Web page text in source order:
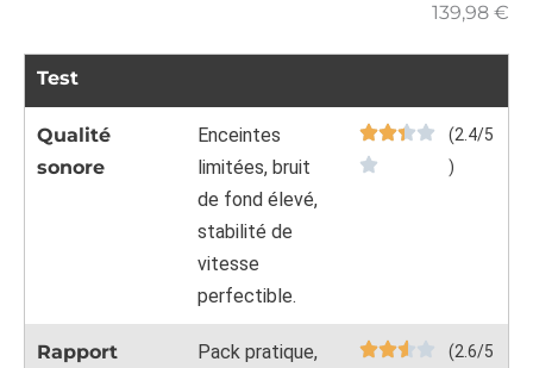
139,98 €
Test
Qualité
sonore
Enceintes
limitées, bruit
de fond élevé,
stabilité de
vitesse
perfectible.
(2.4/5
)
Rapport
Pack pratique,
(2.6/5